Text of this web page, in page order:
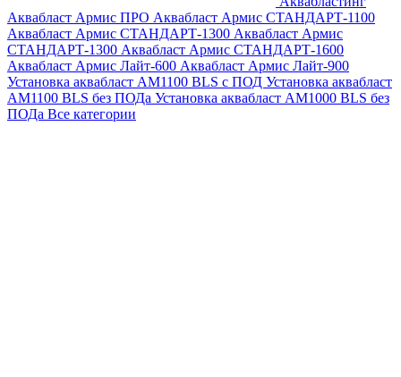
Аквабласт Армис ПРО Аквабласт Армис СТАНДАРТ-1100
Аквабласт Армис СТАНДАРТ-1300 Аквабласт Армис
СТАНДАРТ-1300 Аквабласт Армис СТАНДАРТ-1600
Аквабласт Армис Лайт-600 Аквабласт Армис Лайт-900
Установка аквабласт AM1100 BLS с ПОД Установка аквабласт
AM1100 BLS без ПОДа Установка аквабласт AM1000 BLS без
ПОДа Все категории